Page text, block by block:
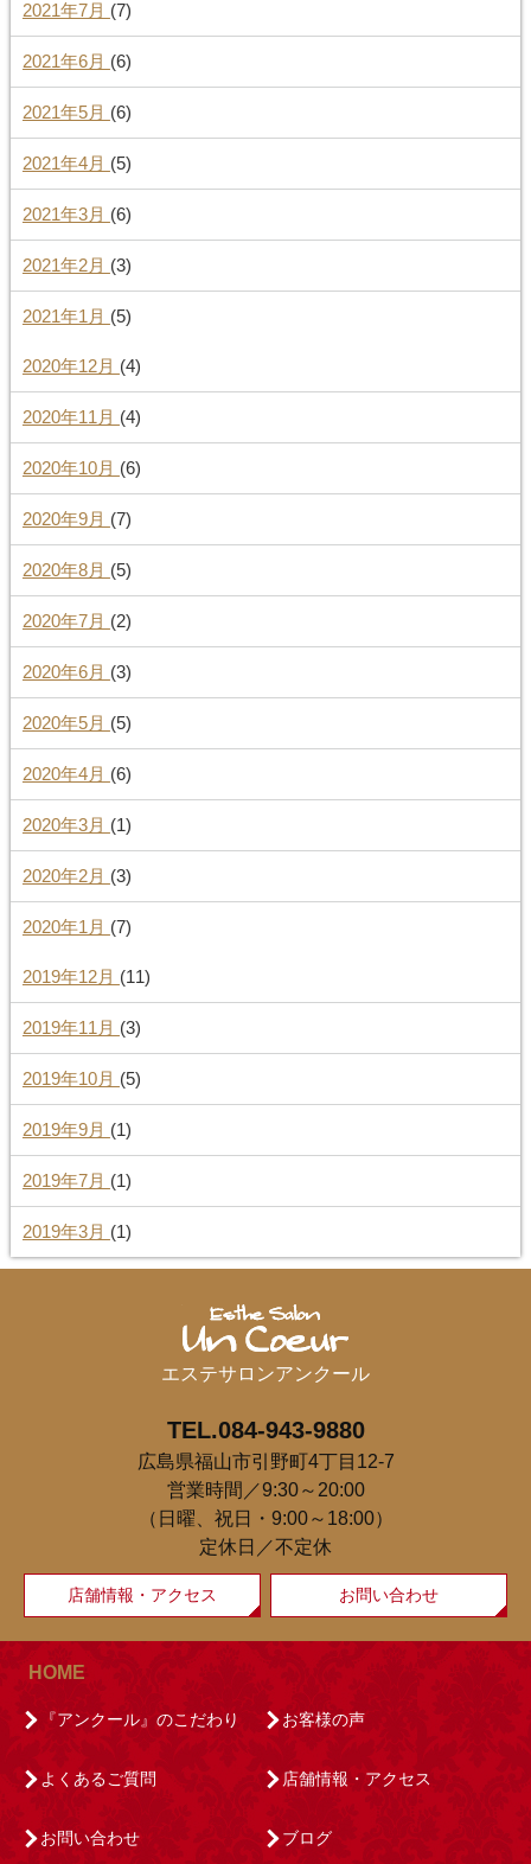
2021年7月 (7)
2021年6月 (6)
2021年5月 (6)
2021年4月 (5)
2021年3月 (6)
2021年2月 (3)
2021年1月 (5)
2020年12月 (4)
2020年11月 (4)
2020年10月 (6)
2020年9月 (7)
2020年8月 (5)
2020年7月 (2)
2020年6月 (3)
2020年5月 (5)
2020年4月 (6)
2020年3月 (1)
2020年2月 (3)
2020年1月 (7)
2019年12月 (11)
2019年11月 (3)
2019年10月 (5)
2019年9月 (1)
2019年7月 (1)
2019年3月 (1)
エステサロンアンクール
TEL.084-943-9880
広島県福山市引野町4丁目12-7
営業時間／9:30～20:00
（日曜、祝日・9:00～18:00）
定休日／不定休
店舗情報・アクセス お問い合わせ
HOME
『アンクール』のこだわり お客様の声
よくあるご質問 店舗情報・アクセス
お問い合わせ ブログ